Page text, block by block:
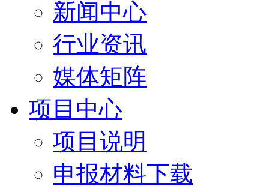
新闻中心
行业资讯
媒体矩阵
项目中心
项目说明
申报材料下载